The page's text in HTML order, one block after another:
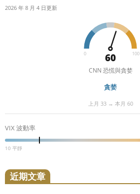
2026 年 8 月 4 日更新
0 100
60
CNN 恐慌與貪婪
貪婪
上月 33 → 本月 60
VIX 波動率
10 平靜
近期文章